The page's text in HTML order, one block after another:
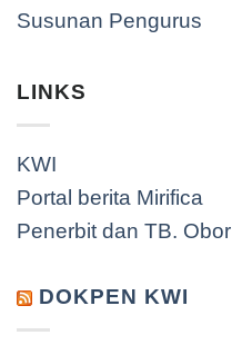
Susunan Pengurus
LINKS
KWI
Portal berita Mirifica
Penerbit dan TB. Obor
DOKPEN KWI